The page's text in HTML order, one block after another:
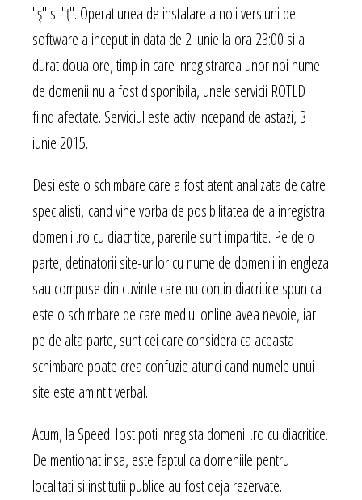
"ş" si "ţ". Operatiunea de instalare a noii versiuni de
software a inceput in data de 2 iunie la ora 23:00 si a
durat doua ore, timp in care inregistrarea unor noi nume
de domenii nu a fost disponibila, unele servicii ROTLD
fiind afectate. Serviciul este activ incepand de astazi, 3
iunie 2015.
Desi este o schimbare care a fost atent analizata de catre
specialisti, cand vine vorba de posibilitatea de a inregistra
domenii .ro cu diacritice, parerile sunt impartite. Pe de o
parte, detinatorii site-urilor cu nume de domenii in engleza
sau compuse din cuvinte care nu contin diacritice spun ca
este o schimbare de care mediul online avea nevoie, iar
pe de alta parte, sunt cei care considera ca aceasta
schimbare poate crea confuzie atunci cand numele unui
site este amintit verbal.
Acum, la SpeedHost poti inregista domenii .ro cu diacritice.
De mentionat insa, este faptul ca domeniile pentru
localitati si institutii publice au fost deja rezervate.